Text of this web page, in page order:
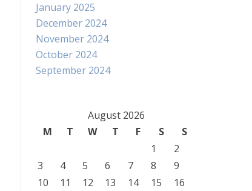
January 2025
December 2024
November 2024
October 2024
September 2024
August 2026
M
T W T F S
S
1
2
3
4 5 6 7 8
9
10
11 12 13 14 15
16